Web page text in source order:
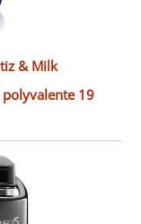
& Milk
polyvalente 19